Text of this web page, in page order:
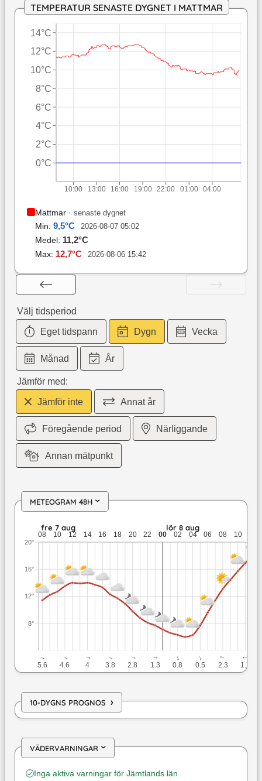
TEMPERATUR SENASTE DYGNET I MATTMAR
10:00 13:00 16:00 19:00 22:00 01:00 04:00
0°C
2°C
4°C
6°C
8°C
10°C
12°C
14°C
Mattmar· senaste dygnet
Min: 9,5°C 2026-08-07 05:02
Medel: 11,2°C
Max: 12,7°C 2026-08-06 15:42
Välj tidsperiod
Eget tidspann Dygn Vecka
Månad År
Jämför med:
Jämför inte Annat år
Föregående period Närliggande
Annan mätpunkt
METEOGRAM 48H ›
fre 7 aug: 14 till 7,7 grader: ingen nederbörd: upp till 5,6
fre 7 aug lör 8 aug
08 10 12 14 16 18 20 22 00 02 04 06 08 10
8°
12°
16°
20°
↓
5.6
↓
4.6
↓
4
↓
3.8
↓
2.8
↓
1.3
↓
0.8
↓
0.5
↓
2.3
↓
1.7
10-DYGNS PROGNOS ›
VÄDERVARNINGAR›
Inga aktiva varningar för Jämtlands län